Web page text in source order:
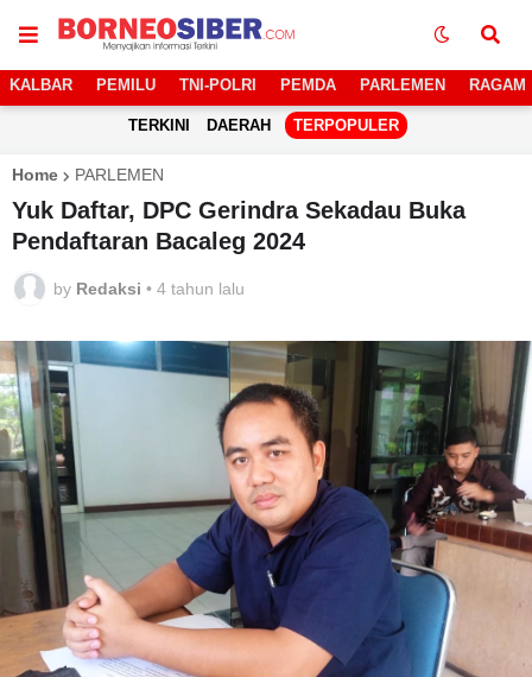
KALBAR PEMILU TNI-POLRI PEMDA PARLEMEN RAGAM
TERKINI DAERAH TERPOPULER
Home PARLEMEN
Yuk Daftar, DPC Gerindra Sekadau Buka
Pendaftaran Bacaleg 2024
by Redaksi • 4 tahun lalu